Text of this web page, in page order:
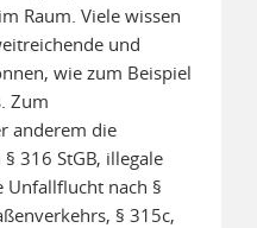
Raum. Viele wissen
und
wie zum Beispiel
Zum
anderem die
316 StGB, illegale
Unfallflucht nach §
§ 315c,